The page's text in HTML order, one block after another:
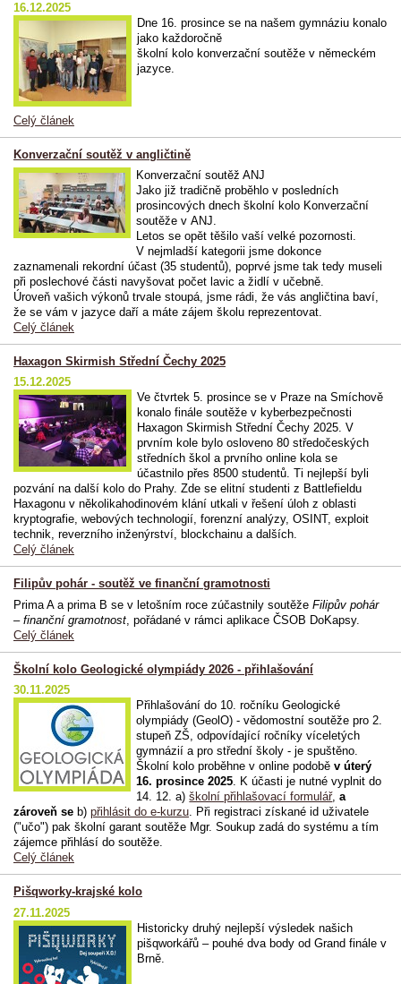
16.12.2025
Dne 16. prosince se na našem gymnáziu konalo
jako každoročně
školní kolo konverzační soutěže v německém
jazyce.
Celý článek
Konverzační soutěž v angličtině
Konverzační soutěž ANJ
Jako již tradičně proběhlo v posledních
prosincových dnech školní kolo Konverzační
soutěže v ANJ.
Letos se opět těšilo vaší velké pozornosti.
V nejmladší kategorii jsme dokonce
zaznamenali rekordní účast (35 studentů), poprvé jsme tak tedy museli
při poslechové části navyšovat počet lavic a židlí v učebně.
Úroveň vašich výkonů trvale stoupá, jsme rádi, že vás angličtina baví,
že se vám v jazyce daří a máte zájem školu reprezentovat.
Celý článek
Haxagon Skirmish Střední Čechy 2025
15.12.2025
Ve čtvrtek 5. prosince se v Praze na Smíchově
konalo finále soutěže v kyberbezpečnosti
Haxagon Skirmish Střední Čechy 2025. V
prvním kole bylo osloveno 80 středočeských
středních škol a prvního online kola se
účastnilo přes 8500 studentů. Ti nejlepší byli
pozvání na další kolo do Prahy. Zde se elitní studenti z Battlefieldu
Haxagonu v několikahodinovém klání utkali v řešení úloh z oblasti
kryptografie, webových technologií, forenzní analýzy, OSINT, exploit
technik, reverzního inženýrství, blockchainu a dalších.
Celý článek
Filipův pohár - soutěž ve finanční gramotnosti
Prima A a prima B se v letošním roce zúčastnily soutěže Filipův pohár
– finanční gramotnost , pořádané v rámci aplikace ČSOB DoKapsy.
Celý článek
Školní kolo Geologické olympiády 2026 - přihlašování
30.11.2025
Přihlašování do 10. ročníku Geologické
olympiády (GeolO) - vědomostní soutěže pro 2.
stupeň ZŠ, odpovídající ročníky víceletých
gymnázií a pro střední školy - je spuštěno.
Školní kolo proběhne v online podoběv úterý
16. prosince 2025. K účasti je nutné vyplnit do
14. 12. a)školní přihlašovací formulář,a
zároveň se b) přihlásit do e-kurzu. Při registraci získané id uživatele
("učo") pak školní garant soutěže Mgr. Soukup zadá do systému a tím
zájemce přihlásí do soutěže.
Celý článek
Pišqworky-krajské kolo
27.11.2025
Historicky druhý nejlepší výsledek našich
pišqworkářů – pouhé dva body od Grand finále v
Brně.